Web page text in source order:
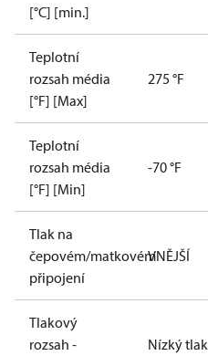
[°C] [min.]
Teplotní
rozsah média
[°F] [Max]
275 °F
Teplotní
rozsah média
[°F] [Min]
-70 °F
Tlak na
čepovém/matkovém
připojení
VNĚJŠÍ
Tlakový
rozsah -
Nízký tlak